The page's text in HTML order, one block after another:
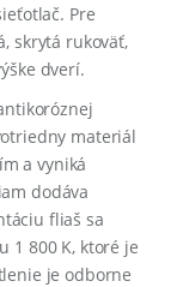
. Pre
skrytá rukoväť,
dverí.
materiál
a vyniká
dodáva
fliaš sa
1 800 K, ktoré je
je odborne